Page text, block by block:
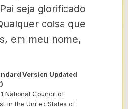
seja glorificado
coisa que
em meu nome,
Version Updated
National Council of
in the United States of